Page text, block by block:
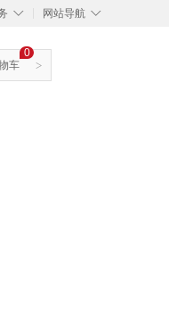
◇ ◇
网站导航
>
0
车